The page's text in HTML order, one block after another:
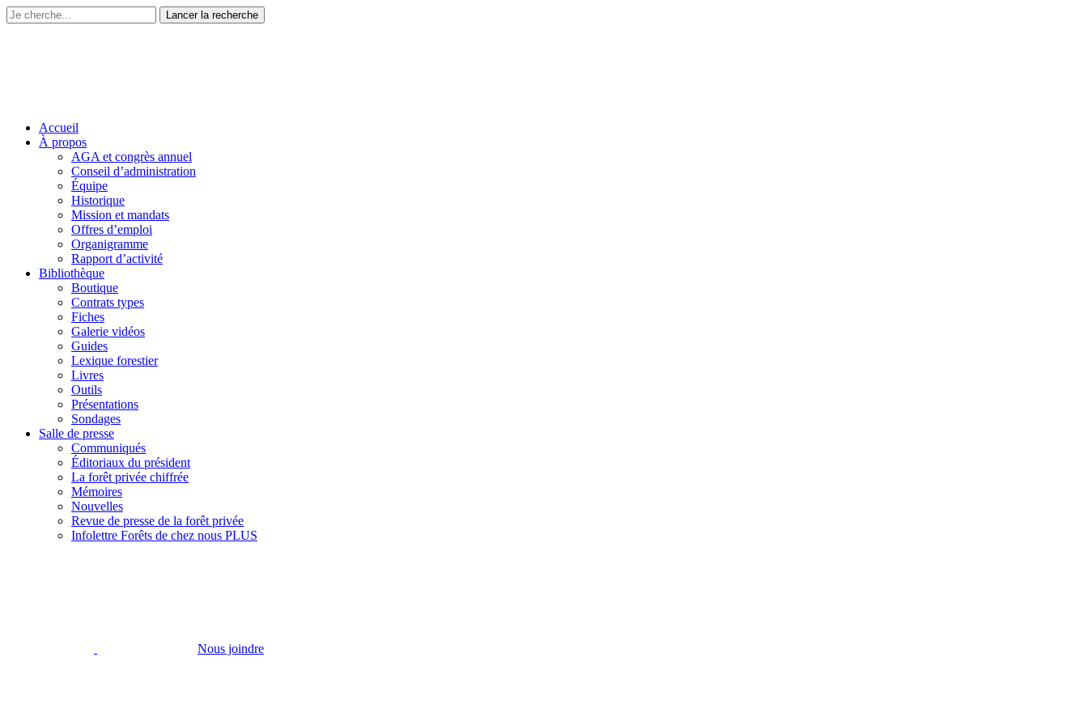
Accueil
À propos
AGA et congrès annuel
Conseil d’administration
Équipe
Historique
Mission et mandats
Offres d’emploi
Organigramme
Rapport d’activité
Bibliothèque
Boutique
Contrats types
Fiches
Galerie vidéos
Guides
Lexique forestier
Livres
Outils
Présentations
Sondages
Salle de presse
Communiqués
Éditoriaux du président
La forêt privée chiffrée
Mémoires
Nouvelles
Revue de presse de la forêt privée
Infolettre Forêts de chez nous PLUS
Nous joindre